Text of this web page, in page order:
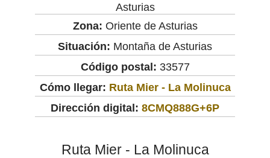
Asturias
Zona: Oriente de Asturias
Situación: Montaña de Asturias
Código postal: 33577
Cómo llegar: Ruta Mier - La Molinuca
Dirección digital: 8CMQ888G+6P
Ruta Mier - La Molinuca